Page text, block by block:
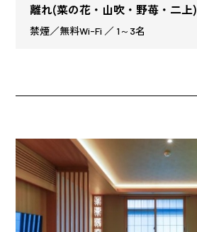
離れ(菜の花・山吹・野苺・二上)
禁煙／無料Wi-Fi ／ 1～3名